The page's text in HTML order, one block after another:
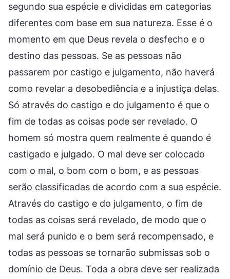
segundo sua espécie e divididas em categorias
diferentes com base em sua natureza. Esse é o
momento em que Deus revela o desfecho e o
destino das pessoas. Se as pessoas não
passarem por castigo e julgamento, não haverá
como revelar a desobediência e a injustiça delas.
Só através do castigo e do julgamento é que o
fim de todas as coisas pode ser revelado. O
homem só mostra quem realmente é quando é
castigado e julgado. O mal deve ser colocado
com o mal, o bom com o bom, e as pessoas
serão classificadas de acordo com a sua espécie.
Através do castigo e do julgamento, o fim de
todas as coisas será revelado, de modo que o
mal será punido e o bem será recompensado, e
todas as pessoas se tornarão submissas sob o
domínio de Deus. Toda a obra deve ser realizada